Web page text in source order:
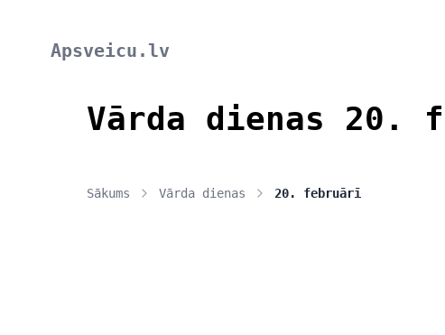
Apsveicu.lv
Vārda dienas 20.
Sākums Vārda dienas 20. februārī